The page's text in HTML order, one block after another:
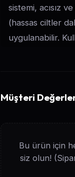
sistemi, acısız
(hassas ciltler
uygulanabilir.
Servis ve
Olası bir
teknik destek
Müşteri
Bu ürün için
siz olun!